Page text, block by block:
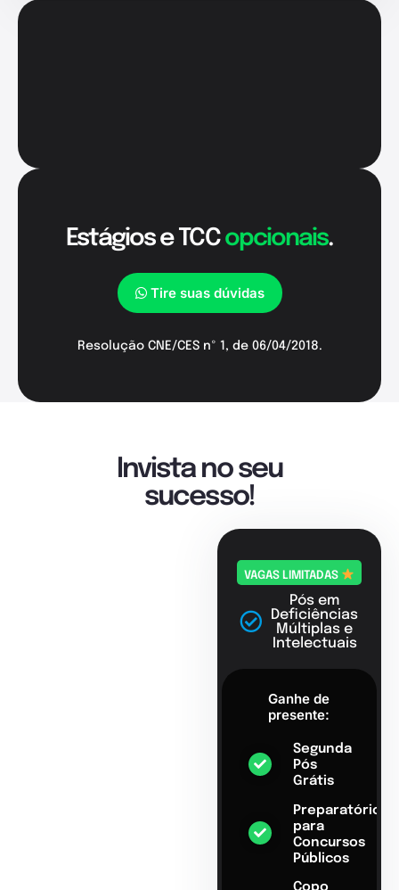
Estágios e TCCopcionais.
Tire suas dúvidas
Resolução CNE/CES nº 1, de 06/04/2018.
Invista no seu
sucesso!
VAGAS LIMITADAS
Pós em
Deficiências
Múltiplas e
Intelectuais
Ganhe de
presente:
Segunda
Pós
Grátis
Preparatório
para
Concursos
Públicos